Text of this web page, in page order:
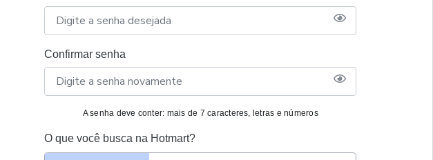
Confirmar senha
A senha deve conter: mais de 7 caracteres, letras e números
O que você busca na Hotmart?